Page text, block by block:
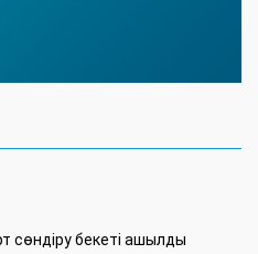
сөндіру бекеті ашылды